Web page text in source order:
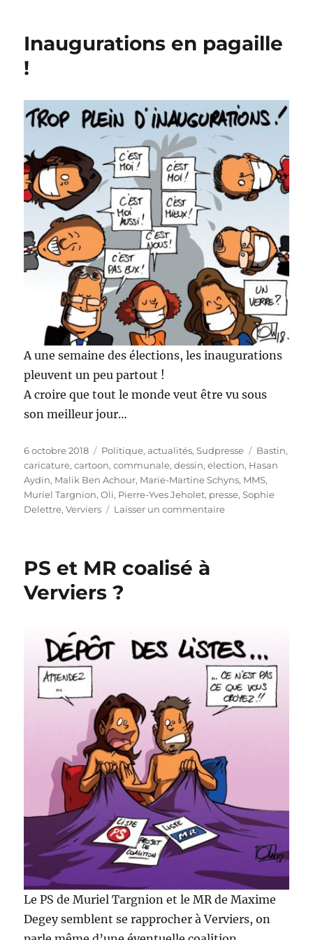
qu’une
Inaugurations en pagaille
!
A une semaine des élections, les inaugurations
pleuvent un peu partout !
A croire que tout le monde veut être vu sous
son meilleur jour…
Publié
le
6 octobre 2018 Catégories
Politique, actualités,Sudpresse Étiquettes
Bastin,
caricature,cartoon,communale,dessin,election, Hasan
Aydin, Malik Ben Achour, Marie-Martine Schyns, MMS,
Muriel Targnion,Oli, Pierre-Yves Jeholet, presse,Sophie
Delettre,Verviers Laisser un commentairesur
PS et MR coalisé à
Verviers ?
Le PS de Muriel Targnion et le MR de Maxime
Degey semblent se rapprocher à Verviers, on